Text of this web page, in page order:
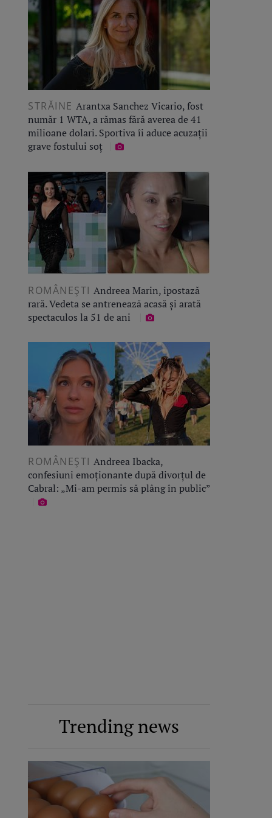
STRĂINE Arantxa Sanchez Vicario, fost
număr 1 WTA, a rămas fără averea de 41
milioane dolari. Sportiva îi aduce acuzații
grave fostului soț
ROMÂNEŞTI Andreea Marin, ipostază
rară. Vedeta se antrenează acasă și arată
spectaculos la 51 de ani
ROMÂNEŞTI Andreea Ibacka,
confesiuni emoționante după divorțul de
Cabral: „Mi-am permis să plâng în public”
Trending news